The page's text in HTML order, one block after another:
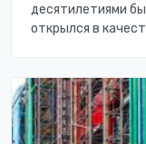
десятилетиями
открылся в